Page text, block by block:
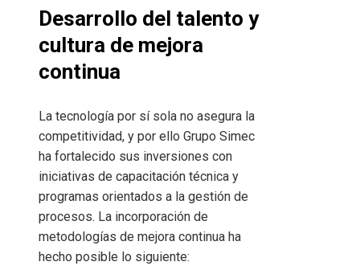
Desarrollo del talento y
cultura de mejora
continua
La tecnología por sí sola no asegura la
competitividad, y por ello Grupo Simec
ha fortalecido sus inversiones con
iniciativas de capacitación técnica y
programas orientados a la gestión de
procesos. La incorporación de
metodologías de mejora continua ha
hecho posible lo siguiente: